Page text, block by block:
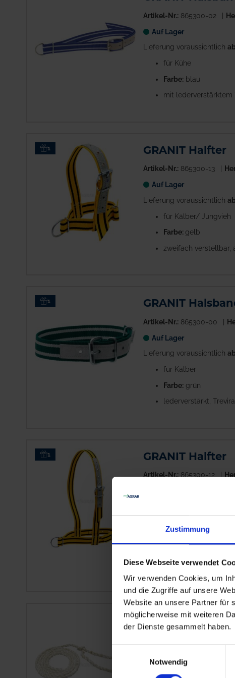
Zustimmung
Diese Webseite verwendet
Wir verwenden Cookies, um
und die Zugriffe auf unsere
Website an unsere Partner für
möglicherweise mit weiteren
der Dienste gesammelt haben.
Notwendig
Artikel-Nr.: 865300-02
Auf Lager
Lieferung voraussichtlich
für Kühe
Farbe: blau
mit lederverstärktem
1 GRANIT Halfter
Artikel-Nr.: 865300-13
Auf Lager
Lieferung voraussichtlich
für Kälber/ Jungvieh
Farbe: gelb
zweifach verstellbar,
1 GRANIT
Artikel-Nr.: 865300-00
Auf Lager
Lieferung voraussichtlich
für Kälber
Farbe: grün
lederverstärkt,
1 GRANIT Halfter
Artikel-Nr.: 865300-12
Nackenband
GRANIT Halfter